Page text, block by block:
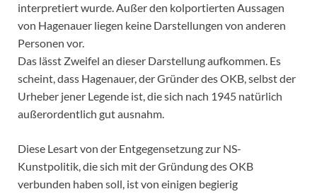
interpretiert wurde. Außer den kolportierten Aussagen
von Hagenauer liegen keine Darstellungen von anderen
Personen vor.
Das lässt Zweifel an dieser Darstellung aufkommen. Es
scheint, dass Hagenauer, der Gründer des OKB, selbst der
Urheber jener Legende ist, die sich nach 1945 natürlich
außerordentlich gut ausnahm.
Diese Lesart von der Entgegensetzung zur NS-
Kunstpolitik, die sich mit der Gründung des OKB
verbunden haben soll, ist von einigen begierig